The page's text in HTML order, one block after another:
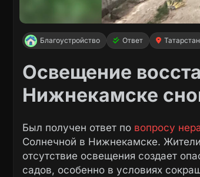
Благоустройство Ответ Татарстан
Освещение
Нижнекамске
Был получен ответ по вопросу
Солнечной в Нижнекамске.
отсутствие освещения создает
садов, особенно в условиях